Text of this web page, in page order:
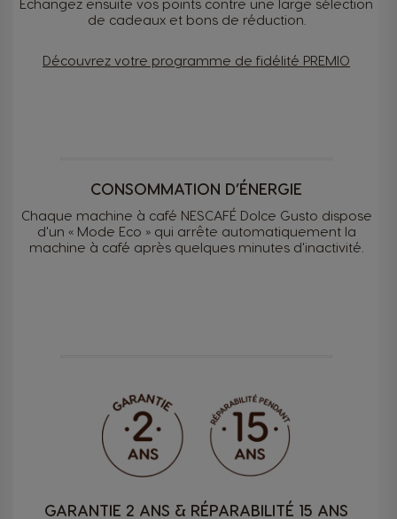
Échangez ensuite vos points contre une large sélection
de cadeaux et bons de réduction.
Découvrez votre programme de fidélité PREMIO
CONSOMMATION D’ÉNERGIE
Chaque machine à café NESCAFÉ Dolce Gusto dispose
d'un « Mode Eco » qui arrête automatiquement la
machine à café après quelques minutes d'inactivité.
GARANTIE 2 ANS & RÉPARABILITÉ 15 ANS